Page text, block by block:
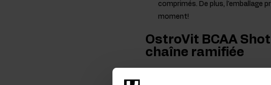
comprimés. De plus, l'emballage
moment!
OstroVit BCAA
chaîne ramifiée